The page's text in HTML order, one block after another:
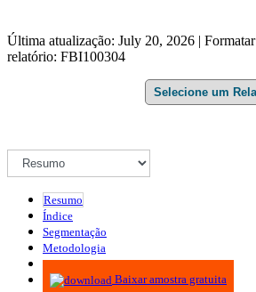
Última atualização: July 20, 2026 |
relatório: FBI100304
Resumo
Índice
Segmentação
Metodologia
Infográficos
Baixar amostra gratuita